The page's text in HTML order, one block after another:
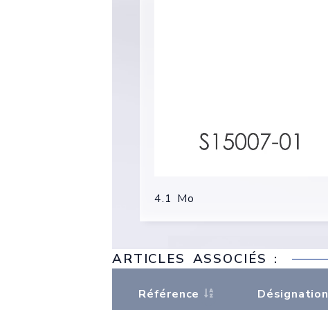
4.1 Mo
ARTICLES ASSOCIÉS :
Référence Désignation